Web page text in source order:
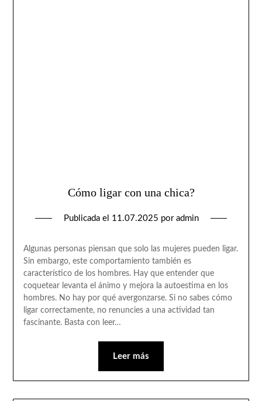
Cómo ligar con una chica?
Publicada el 11.07.2025 por admin
Algunas personas piensan que solo las mujeres pueden ligar.
Sin embargo, este comportamiento también es
característico de los hombres. Hay que entender que
coquetear levanta el ánimo y mejora la autoestima en los
hombres. No hay por qué avergonzarse. Si no sabes cómo
ligar correctamente, no renuncies a una actividad tan
fascinante. Basta con leer…
Leer más